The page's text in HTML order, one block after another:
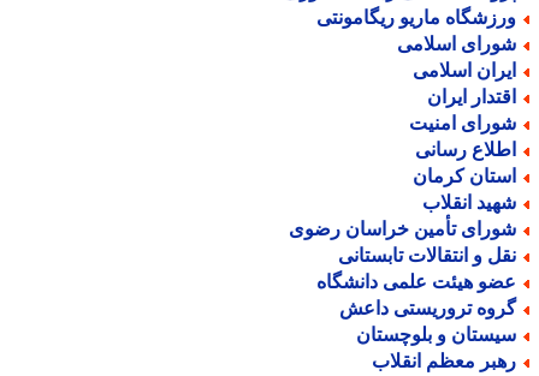
ماریو ریگامونتی
اسلامی
اسلامی
ایران
امنیت
رسانی
کرمان
انقلاب
تأمین خراسان رضوی
و انتقالات تابستانی
هیئت علمی دانشگاه
تروریستی داعش
و بلوچستان
معظم انقلاب